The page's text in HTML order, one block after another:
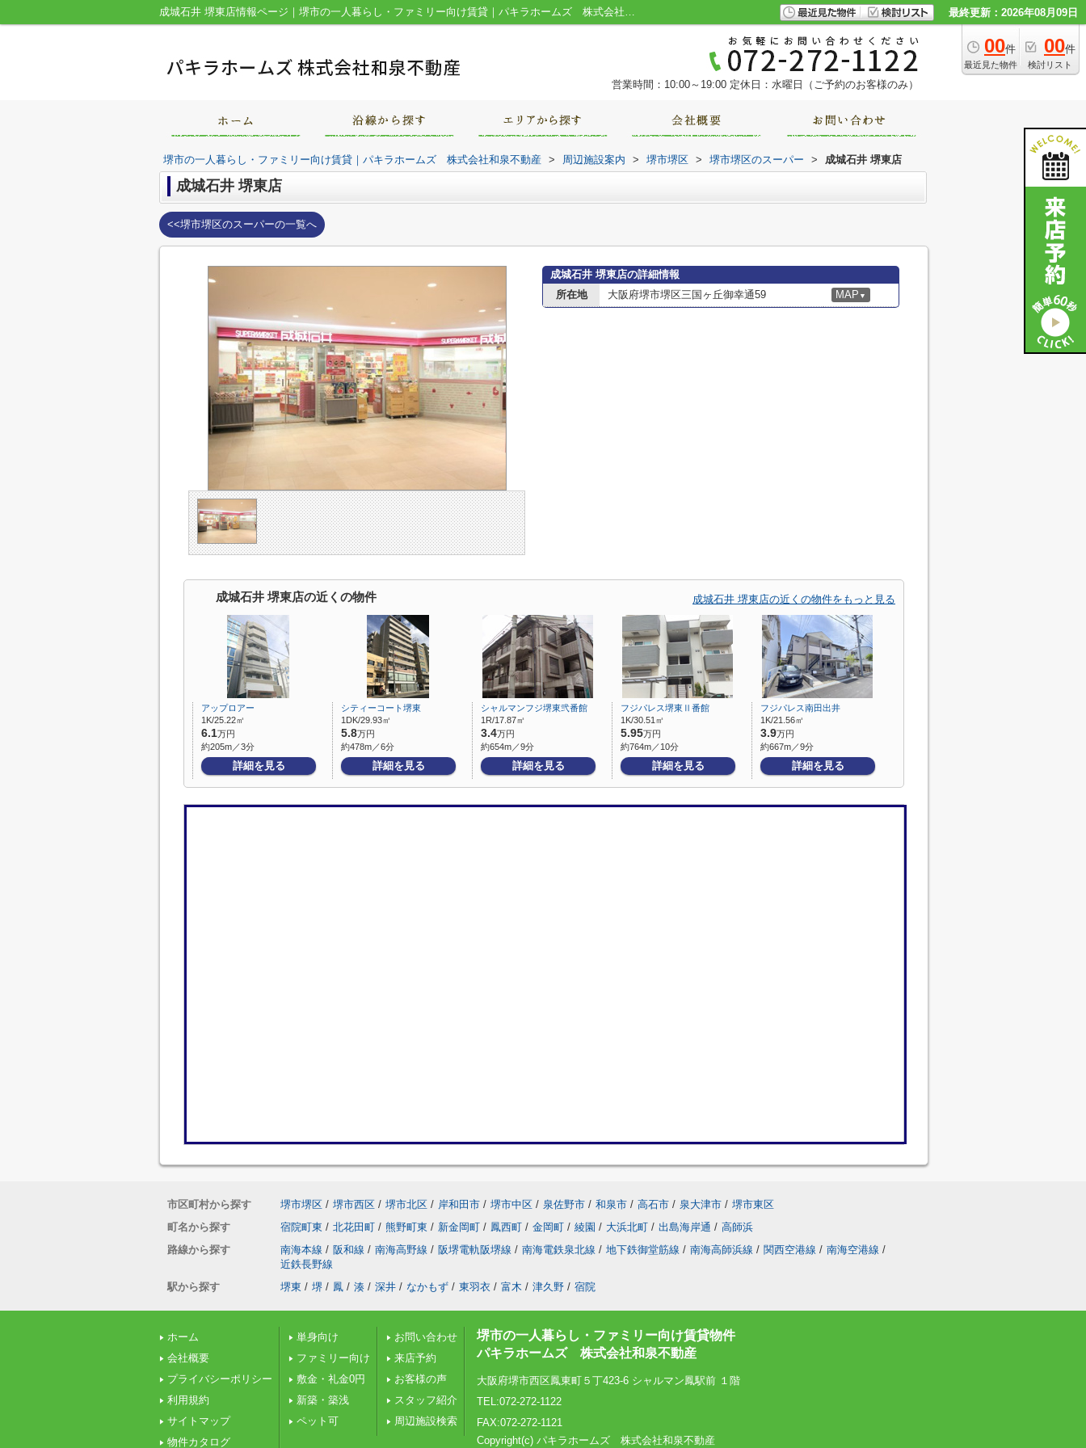
成城石井 堺東店情報ページ｜堺市の一人暮らし・ファミリー向け賃貸｜パキラホームズ 株式会社和泉不動産 最終更新：2026年08月09日
00件
最近見た物件
00件
検討リスト
営業時間：10:00～19:00 定休日：水曜日（ご予約のお客様のみ）
堺市の一人暮らし・ファミリー向け賃貸｜パキラホームズ 株式会社和泉不動産 > 周辺施設案内 > 堺市堺区 > 堺市堺区のスーパー > 成城石井 堺東店
成城石井 堺東店
<<堺市堺区のスーパーの一覧へ
成城石井 堺東店の詳細情報
所在地
大阪府堺市堺区三国ヶ丘御幸通59 MAP ▼
成城石井 堺東店の近くの物件 成城石井 堺東店の近くの物件をもっと見る
アップロアー
1K/25.22㎡
6.1万円
約205m／3分
詳細を見る
シティーコート堺東
1DK/29.93㎡
5.8万円
約478m／6分
詳細を見る
シャルマンフジ堺東弐番館
1R/17.87㎡
3.4万円
約654m／9分
詳細を見る
フジパレス堺東Ⅱ番館
1K/30.51㎡
5.95万円
約764m／10分
詳細を見る
フジパレス南田出井
1K/21.56㎡
3.9万円
約667m／9分
詳細を見る
市区町村から探す 堺市堺区 / 堺市西区 / 堺市北区 / 岸和田市 / 堺市中区 / 泉佐野市 / 和泉市 / 高石市 / 泉大津市 / 堺市東区
町名から探す
宿院町東 / 北花田町 / 熊野町東 / 新金岡町 / 鳳西町 / 金岡町 / 綾園 / 大浜北町 / 出島海岸通 / 高師浜
路線から探す
南海本線 / 阪和線 / 南海高野線 / 阪堺電軌阪堺線 / 南海電鉄泉北線 / 地下鉄御堂筋線 / 南海高師浜線 / 関西空港線 / 南海空港線 /
近鉄長野線
駅から探す
堺東 / 堺 / 鳳 / 湊 / 深井 / なかもず / 東羽衣 / 富木 / 津久野 / 宿院
ホーム
会社概要
プライバシーポリシー
利用規約
サイトマップ
物件カタログ
単身向け
ファミリー向け
敷金・礼金0円
新築・築浅
ペット可
お問い合わせ
来店予約
お客様の声
スタッフ紹介
周辺施設検索
堺市の一人暮らし・ファミリー向け賃貸物件
パキラホームズ 株式会社和泉不動産
大阪府堺市西区鳳東町５丁423-6 シャルマン鳳駅前 １階
TEL:072-272-1122
FAX:072-272-1121
Copyright(c) パキラホームズ 株式会社和泉不動産